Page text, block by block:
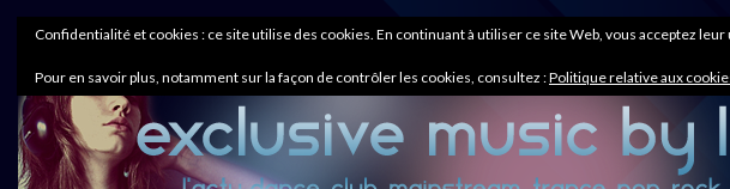
Confidentialité et cookies : ce site utilise des cookies. En continuant à utiliser ce site Web, vous acceptez
Pour en savoir plus, notamment sur la façon de contrôler les cookies, consultez :Politique relative aux